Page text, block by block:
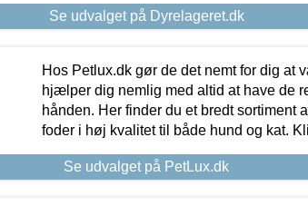
Se udvalget på Dyrelageret.dk
Hos Petlux.dk gør de det nemt for dig at
hjælper dig nemlig med altid at have de
hånden. Her finder du et bredt sortiment
foder i høj kvalitet til både hund og kat.
Se udvalget på PetLux.dk